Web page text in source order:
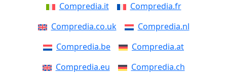
Compredia.it
Compredia.fr
Compredia.co.uk
Compredia.nl
Compredia.be
Compredia.at
Compredia.eu
Compredia.ch